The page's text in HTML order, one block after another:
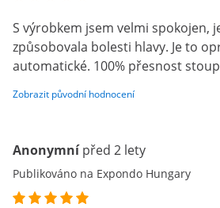
S výrobkem jsem velmi spokojen,
způsobovala bolesti hlavy. Je to
automatické. 100% přesnost
Zobrazit původní hodnocení
Anonymní před 2 lety
Publikováno na Expondo Hungary